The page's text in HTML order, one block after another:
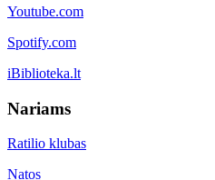
Youtube.com
Spotify.com
iBiblioteka.lt
Nariams
Ratilio klubas
Natos